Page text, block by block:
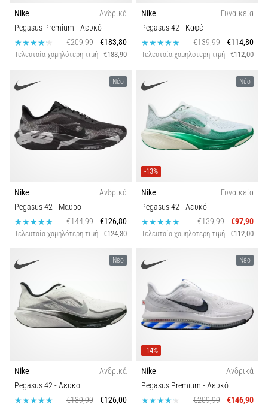
συχνό…
Εμφάνιση
άρθρων
Nike
Ανδρικά
Pegasus Premium - Λευκό
€209,99
€183,80
Τελευταία χαμηλότερη τιμή €183,90
Nike
Γυναικεία
Pegasus 42- Καφέ
€139,99
€114,80
Τελευταία χαμηλότερη τιμή €112,00
Νέο
Nike
Ανδρικά
Pegasus 42- Μαύρο
€144,99
€126,80
Τελευταία χαμηλότερη τιμή €124,30
Νέο
-13%
Nike
Γυναικεία
Pegasus 42- Λευκό
€139,99
€97,90
Τελευταία χαμηλότερη τιμή €112,00
Νέο
Nike
Ανδρικά
Pegasus 42- Λευκό
€139,99
€126,00
Νέο
-14%
Nike
Ανδρικά
Pegasus Premium - Λευκό
€209,99
€146,90